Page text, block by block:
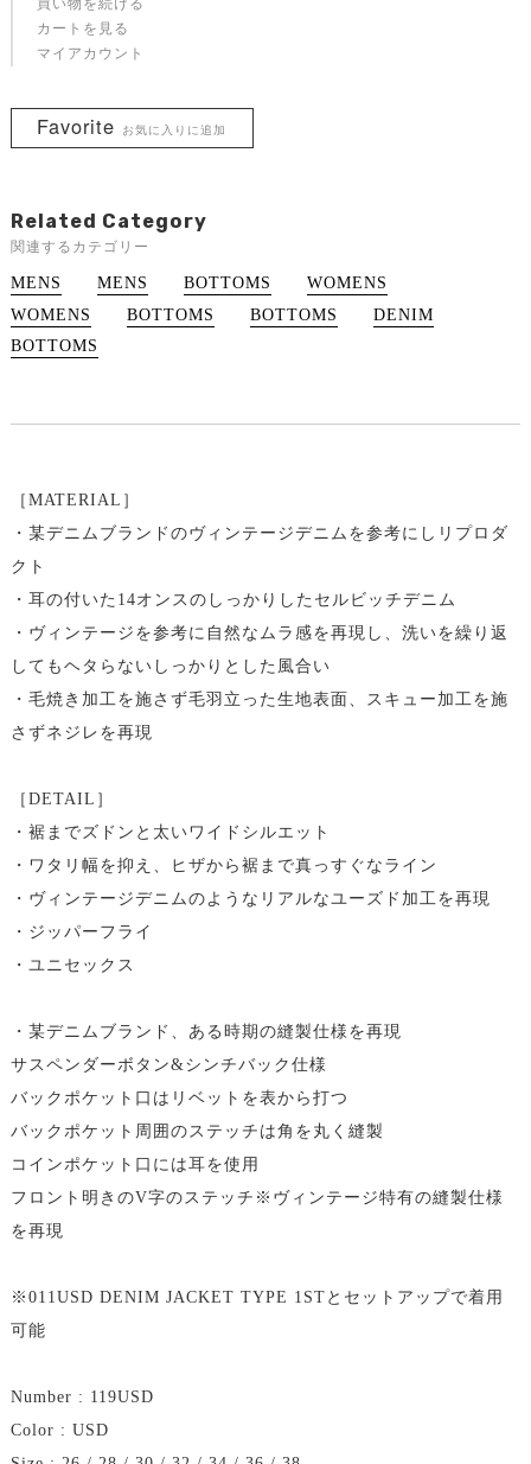
買い物を続ける
カートを見る
マイアカウント
Favorite お気に入りに追加
Related Category
関連するカテゴリー
MENS MENS BOTTOMS
WOMENS
WOMENS
BOTTOMS BOTTOMS
DENIM
BOTTOMS
［MATERIAL］
・某デニムブランドのヴィンテージデニムを参考にしリプロダ
クト
・耳の付いた14オンスのしっかりしたセルビッチデニム
・ヴィンテージを参考に自然なムラ感を再現し、洗いを繰り返
してもヘタらないしっかりとした風合い
・毛焼き加工を施さず毛羽立った生地表面、スキュー加工を施
さずネジレを再現
［DETAIL］
・裾までズドンと太いワイドシルエット
・ワタリ幅を抑え、ヒザから裾まで真っすぐなライン
・ヴィンテージデニムのようなリアルなユーズド加工を再現
・ジッパーフライ
・ユニセックス
・某デニムブランド、ある時期の縫製仕様を再現
サスペンダーボタン&シンチバック仕様
バックポケット口はリベットを表から打つ
バックポケット周囲のステッチは角を丸く縫製
コインポケット口には耳を使用
フロント明きのV字のステッチ※ヴィンテージ特有の縫製仕様
を再現
※011USD DENIM JACKET TYPE 1STとセットアップで着用
可能
Number : 119USD
Color : USD